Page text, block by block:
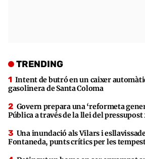
TRENDING
Intent de butró en un caixer
gasolinera de Santa Coloma
Govern prepara una ‘reformeta
Pública a través de la llei del pressupost
Una inundació als Vilars i
Fontaneda, punts crítics per les